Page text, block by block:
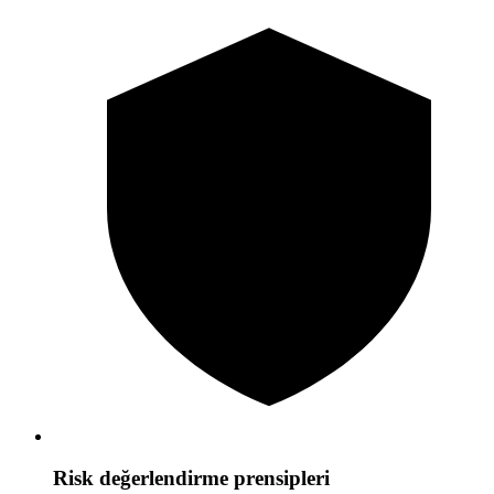
Risk değerlendirme prensipleri